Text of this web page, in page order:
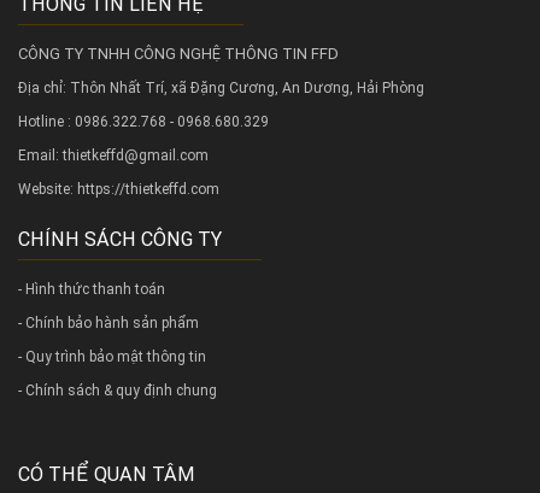
CÔNG TY TNHH CÔNG NGHỆ THÔNG TIN FFD
Địa chỉ: Thôn Nhất Trí, xã Đặng Cương, An Dương, Hải Phòng
Hotline : 0986.322.768 - 0968.680.329
Email: thietkeffd@gmail.com
Website: https://thietkeffd.com
CHÍNH SÁCH CÔNG TY
- Hình thức thanh toán
- Chính bảo hành sản phẩm
- Quy trình bảo mật thông tin
- Chính sách & quy định chung
CÓ THỂ QUAN TÂM